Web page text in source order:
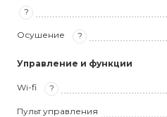
?
Осушение ?
Управление и функции
Wi-fi ?
Пульт управления